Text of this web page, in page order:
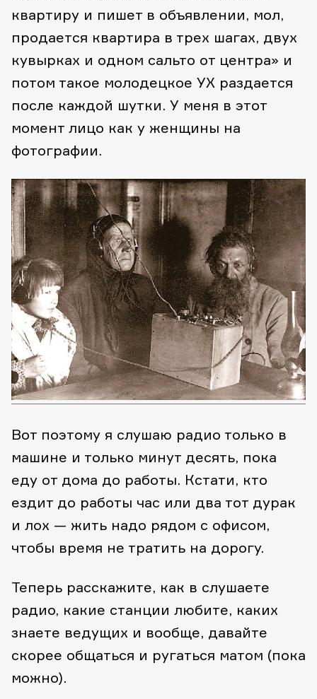
квартиру и пишет в объявлении, мол,
продается квартира в трех шагах, двух
кувырках и одном сальто от центра» и
потом такое молодецкое УХ раздается
после каждой шутки. У меня в этот
момент лицо как у женщины на
фотографии.
Вот поэтому я слушаю радио только в
машине и только минут десять, пока
еду от дома до работы. Кстати, кто
ездит до работы час или два тот дурак
и лох — жить надо рядом с офисом,
чтобы время не тратить на дорогу.
Теперь расскажите, как в слушаете
радио, какие станции любите, каких
знаете ведущих и вообще, давайте
скорее общаться и ругаться матом (пока
можно).